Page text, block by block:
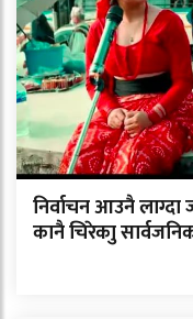
निर्वाचन आउनै
कानै चिरेकाु